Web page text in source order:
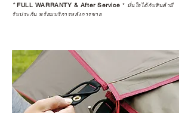
*FULL WARRANTY & After Service * มั่นใจได้กับสินค้ามี
รับประกัน พร้อมบริการหลังการขาย